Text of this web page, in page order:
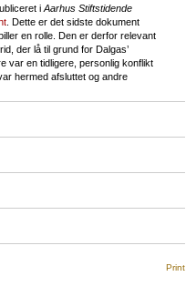
i Aarhus Stiftstidende
. Dette er det sidste dokument
en rolle. Den er derfor relevant
der lå til grund for Dalgas’
var en tidligere, personlig konflikt
hermed afsluttet og andre
Print